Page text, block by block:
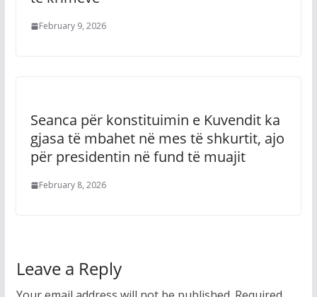
February 9, 2026
Seanca për konstituimin e Kuvendit ka
gjasa të mbahet në mes të shkurtit, ajo
për presidentin në fund të muajit
February 8, 2026
Leave a Reply